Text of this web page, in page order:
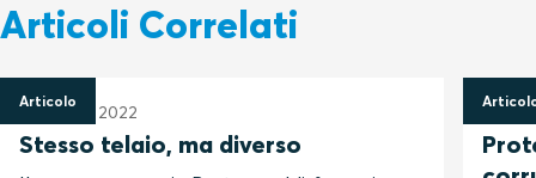
Articoli Correlati
Articolo
7 ottobre 2022
Stesso telaio, ma diverso
12